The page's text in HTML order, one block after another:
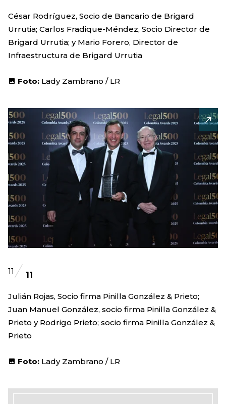
César Rodríguez, Socio de Bancario de Brigard
Urrutia; Carlos Fradique-Méndez, Socio Director de
Brigard Urrutia; y Mario Forero, Director de
Infraestructura de Brigard Urrutia
Foto: Lady Zambrano / LR
11 11
Julián Rojas, Socio firma Pinilla González & Prieto;
Juan Manuel González, socio firma Pinilla González &
Prieto y Rodrigo Prieto; socio firma Pinilla González &
Prieto
Foto: Lady Zambrano / LR